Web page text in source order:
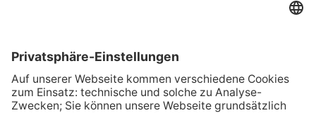
E-Mail senden
+49 40 98 26 20 72